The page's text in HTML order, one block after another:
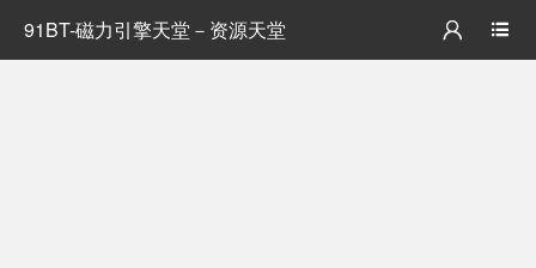
91BT-磁力引擎天堂－资源天堂 
